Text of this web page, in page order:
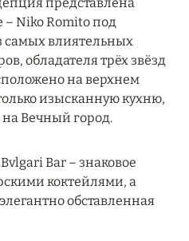
– Niko Romito под
самых влиятельных
обладателя трёх звёзд
на верхнем
изысканную кухню,
Вечный город.
Bar – знаковое
коктейлями, а
обставленная